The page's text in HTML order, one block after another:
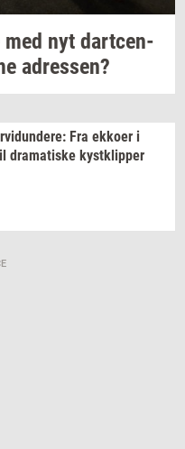
med nyt dart­cen­
adres­sen?
Fra ek­ko­er i
dra­ma­ti­ske kyst­klip­per